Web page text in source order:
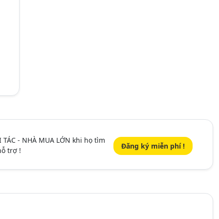
- NHÀ MUA LỚN khi họ tìm
trợ !
Đăng ký miễn phí !